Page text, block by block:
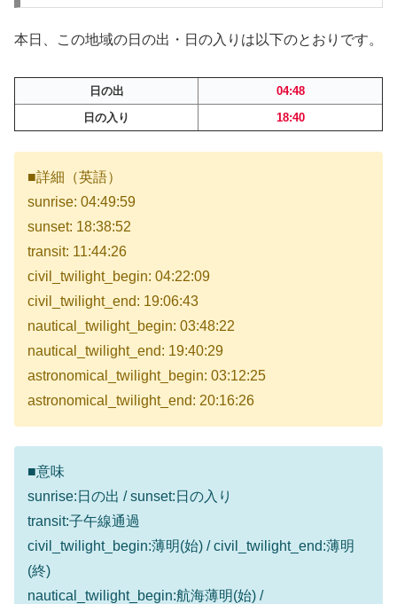
本日、この地域の日の出・日の入りは以下のとおりです。
日の出
04:48
日の入り
18:40
■詳細（英語）
sunrise: 04:49:59
sunset: 18:38:52
transit: 11:44:26
civil_twilight_begin: 04:22:09
civil_twilight_end: 19:06:43
nautical_twilight_begin: 03:48:22
nautical_twilight_end: 19:40:29
astronomical_twilight_begin: 03:12:25
astronomical_twilight_end: 20:16:26
■意味
sunrise:日の出 / sunset:日の入り
transit:子午線通過
civil_twilight_begin:薄明(始) / civil_twilight_end:薄明
(終)
nautical_twilight_begin:航海薄明(始) /